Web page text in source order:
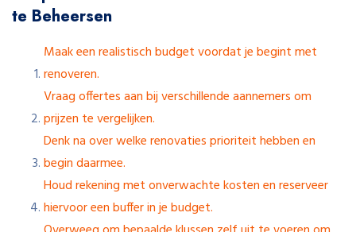
te Beheersen
Maak een realistisch budget voordat je begint met
renoveren.
Vraag offertes aan bij verschillende aannemers om
prijzen te vergelijken.
Denk na over welke renovaties prioriteit hebben en
begin daarmee.
Houd rekening met onverwachte kosten en reserveer
hiervoor een buffer in je budget.